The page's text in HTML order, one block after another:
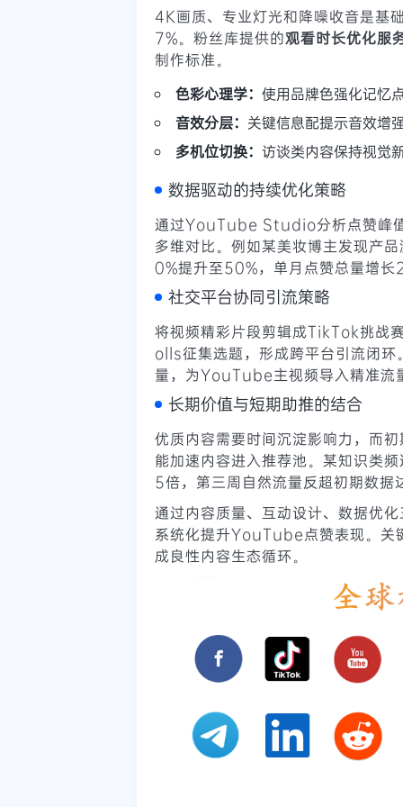
4K画质、专业灯光和降噪收音是基
7%。粉丝库提供的观看时长优化服
制作标准。
色彩心理学： 使用品牌色强化记忆
音效分层： 关键信息配提示音效增
多机位切换： 访谈类内容保持视觉
数据驱动的持续优化策略
通过YouTube Studio分析点赞峰
多维对比。例如某美妆博主发现产
0%提升至50%，单月点赞总量增
社交平台协同引流策略
将视频精彩片段剪辑成TikTok挑
olls征集选题，形成跨平台引流闭环
量，为YouTube主视频导入精准流
长期价值与短期助推的结合
优质内容需要时间沉淀影响力，而
能加速内容进入推荐池。某知识类
5倍，第三周自然流量反超初期数
通过内容质量、互动设计、数据优
系统化提升YouTube点赞表现。关
成良性内容生态循环。